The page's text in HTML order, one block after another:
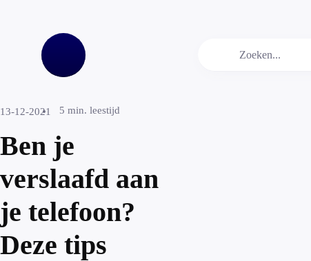
13-12-2021 5 min. leestijd
Ben je
verslaafd aan
je telefoon?
Deze tips